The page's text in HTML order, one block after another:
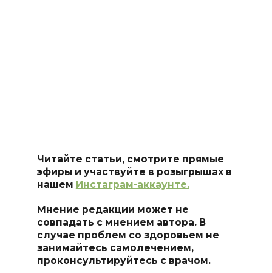
Читайте статьи, смотрите прямые
эфиры и участвуйте в розыгрышах в
нашем Инстаграм-аккаунте.
Мнение редакции может не
совпадать с мнением автора. В
случае проблем со здоровьем не
занимайтесь самолечением,
проконсультируйтесь с врачом.